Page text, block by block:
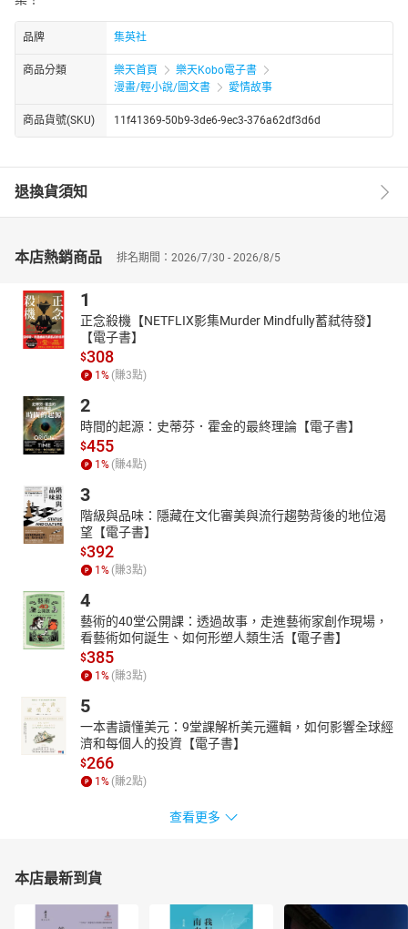
品牌 集英社
商品分類 樂天首頁
樂天Kobo電子書
漫畫/輕小說/圖文書
愛情故事
商品貨號(SKU) 11f41369-50b9-3de6-9ec3-376a62df3d6d
退換貨須知
本店熱銷商品 排名期間：2026/7/30 - 2026/8/5
1
正念殺機【NETFLIX影集Murder Mindfully蓄弒待發】
【電子書】
$308
1% (賺3點)
2
時間的起源：史蒂芬．霍金的最終理論【電子書】
$455
1% (賺4點)
3
階級與品味：隱藏在文化審美與流行趨勢背後的地位渴
望【電子書】
$392
1% (賺3點)
4
藝術的40堂公開課：透過故事，走進藝術家創作現場，
看藝術如何誕生、如何形塑人類生活【電子書】
$385
1% (賺3點)
5
一本書讀懂美元：9堂課解析美元邏輯，如何影響全球經
濟和每個人的投資【電子書】
$266
1% (賺2點)
查看更多
本店最新到貨